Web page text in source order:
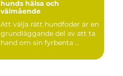
hunds hälsa och
välmående
Att välja rätt hundfoder är en
grundläggande del av att ta
hand om sin fyrbenta ...